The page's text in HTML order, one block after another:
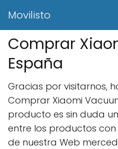
Movilisto
Comprar
España
Gracias por visitarnos,
Comprar Xiaomi
producto es sin duda
entre los productos
de nuestra Web